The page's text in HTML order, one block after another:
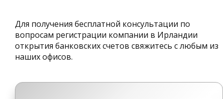
Для получения бесплатной консультации по
вопросам регистрации компании в Ирландии
открытия банковских счетов свяжитесь с любым из
наших офисов.